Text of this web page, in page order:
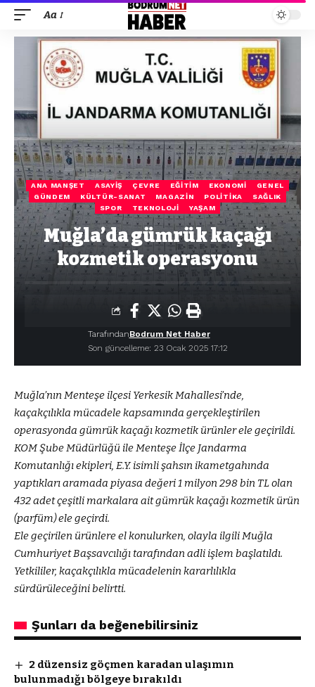
Aa
ANA MANŞET ASAYIŞ ÇEVRE EĞITIM EKONOMI
GENEL
GÜNDEM
KÜLTÜR-SANAT MAGAZIN POLITIKA
SAĞLIK
SPOR
TEKNOLOJI YAŞAM
Muğla’da gümrük kaçağı
kozmetik operasyonu
Son güncelleme: 23 Ocak 2025 17:12
TarafındanBodrum Net Haber
Muğla’nın Menteşe ilçesi Yerkesik Mahallesi’nde,
kaçakçılıkla mücadele kapsamında gerçekleştirilen
operasyonda gümrük kaçağı kozmetik ürünler ele geçirildi.
KOM Şube Müdürlüğü ile Menteşe İlçe Jandarma
Komutanlığı ekipleri, E.Y. isimli şahsın ikametgahında
yaptıkları aramada piyasa değeri 1 milyon 298 bin TL olan
432 adet çeşitli markalara ait gümrük kaçağı kozmetik ürün
(parfüm) ele geçirdi.
Ele geçirilen ürünlere el konulurken, olayla ilgili Muğla
Cumhuriyet Başsavcılığı tarafından adli işlem başlatıldı.
Yetkililer, kaçakçılıkla mücadelenin kararlılıkla
sürdürüleceğini belirtti.
Şunları da beğenebilirsiniz
2 düzensiz göçmen karadan ulaşımın
bulunmadığı bölgeye bırakıldı